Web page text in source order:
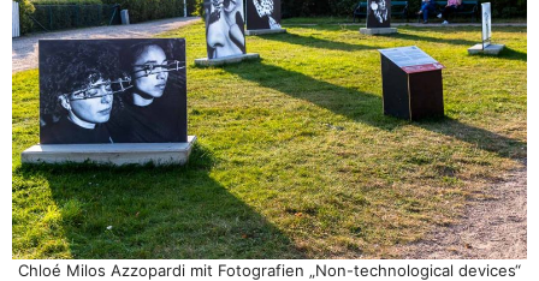
Chloé Milos Azzopardi mit Fotografien „Non-technological devices“